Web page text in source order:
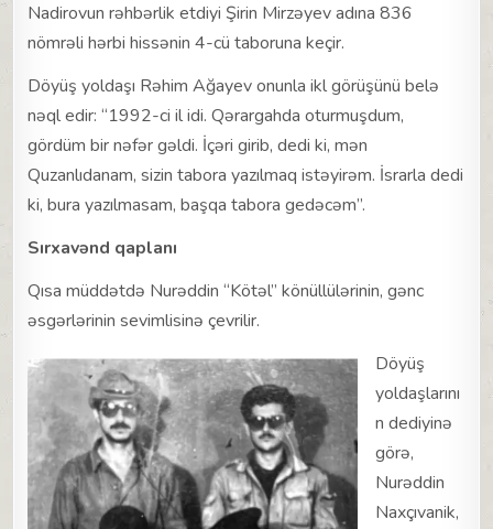
Nadirovun rəhbərlik etdiyi Şirin Mirzəyev adına 836
nömrəli hərbi hissənin 4-cü taboruna keçir.
Döyüş yoldaşı Rəhim Ağayev onunla ikl görüşünü belə
nəql edir: “1992-ci il idi. Qərargahda oturmuşdum,
gördüm bir nəfər gəldi. İçəri girib, dedi ki, mən
Quzanlıdanam, sizin tabora yazılmaq istəyirəm. İsrarla dedi
ki, bura yazılmasam, başqa tabora gedəcəm”.
Sırxavənd qaplanı
Qısa müddətdə Nurəddin “Kötəl” könüllülərinin, gənc
əsgərlərinin sevimlisinə çevrilir.
Döyüş
yoldaşlarını
n dediyinə
görə,
Nurəddin
Naxçıvanik,